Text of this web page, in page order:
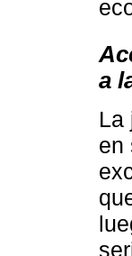
a
La
en